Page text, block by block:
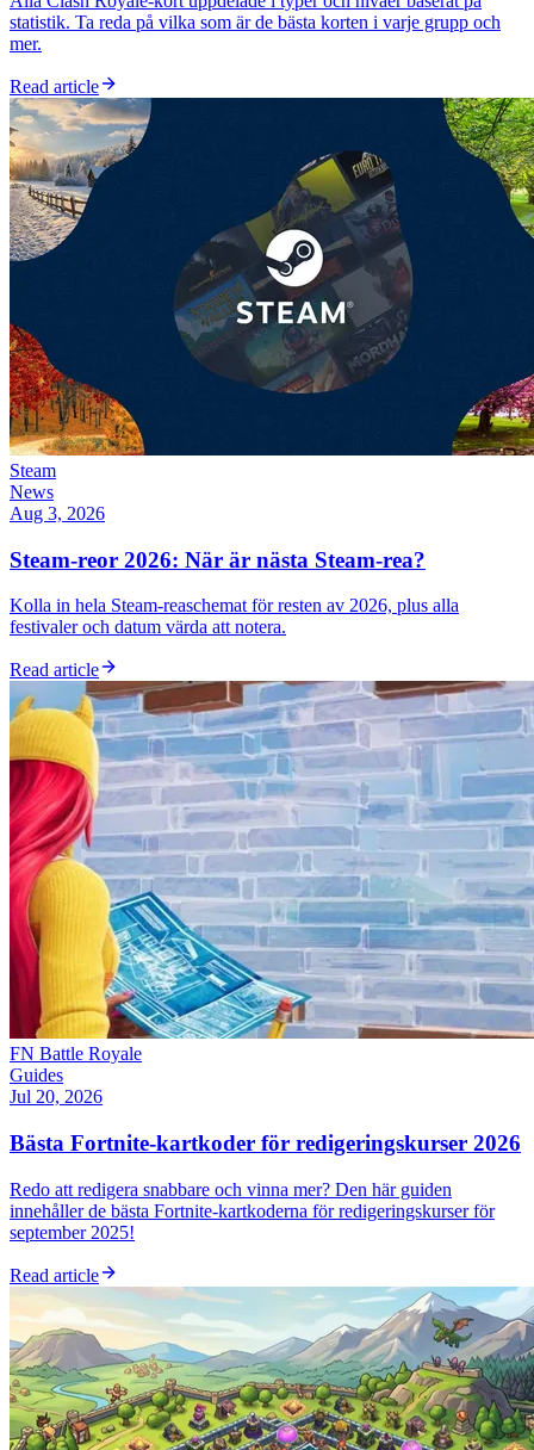
statistik. Ta reda på vilka som är de bästa korten i varje grupp och
mer.
Read article
Steam
News
Aug 3, 2026
Steam-reor 2026: När är nästa Steam-rea?
Kolla in hela Steam-reaschemat för resten av 2026, plus alla
festivaler och datum värda att notera.
Read article
FN Battle Royale
Guides
Jul 20, 2026
Bästa Fortnite-kartkoder för redigeringskurser 2026
Redo att redigera snabbare och vinna mer? Den här guiden
innehåller de bästa Fortnite-kartkoderna för redigeringskurser för
september 2025!
Read article